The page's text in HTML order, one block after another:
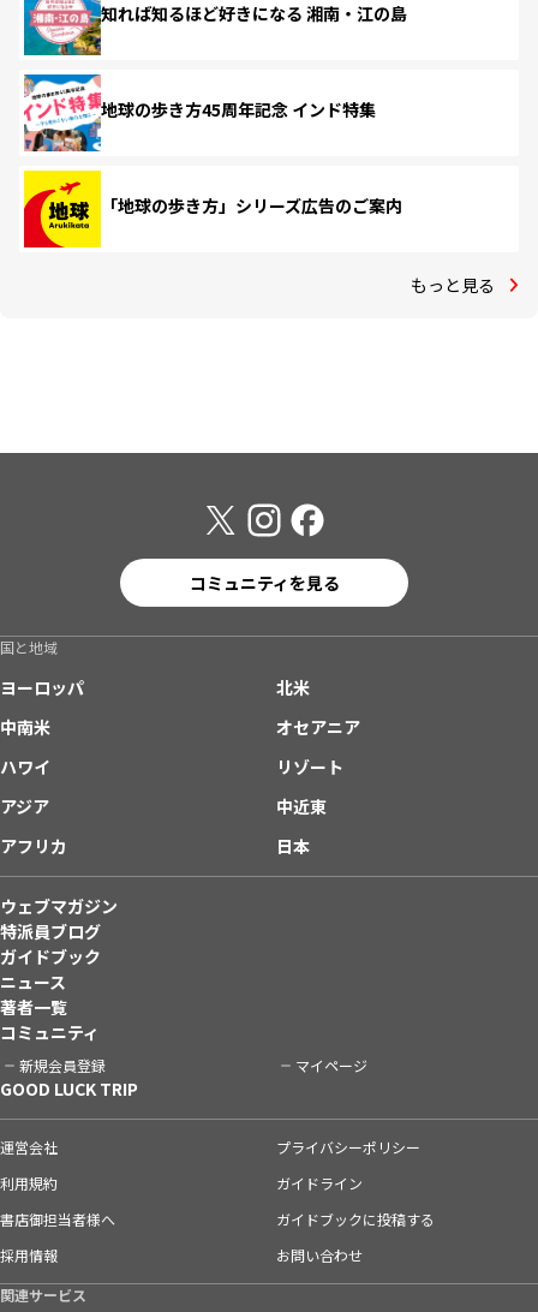
知れば知るほど好きになる 湘南・江の島
地球の歩き方45周年記念 インド特集
「地球の歩き方」シリーズ広告のご案内
もっと見る
コミュニティを見る
国と地域
ヨーロッパ
北米
中南米
オセアニア
ハワイ
リゾート
アジア
中近東
アフリカ
日本
ウェブマガジン
特派員ブログ
ガイドブック
ニュース
著者一覧
コミュニティ
新規会員登録 マイページ
GOOD LUCK TRIP
運営会社
プライバシーポリシー
利用規約
ガイドライン
書店御担当者様へ
ガイドブックに投稿する
採用情報
お問い合わせ
関連サービス